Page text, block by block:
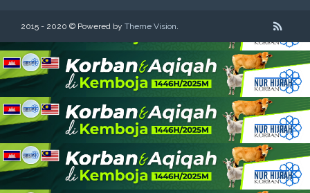
2015 - 2020 © Powered by Theme Vision.